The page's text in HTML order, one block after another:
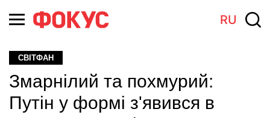
RU
СВІТФАН
Змарнілий та похмурий:
Путін у формі з'явився в